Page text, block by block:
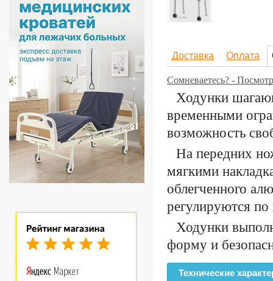
Доставка Оплата
Сомневаетесь? -
Ходунки
временными
возможность
На передних
мягкими
облегченного
регулируются
Ходунки
форму и
Технические